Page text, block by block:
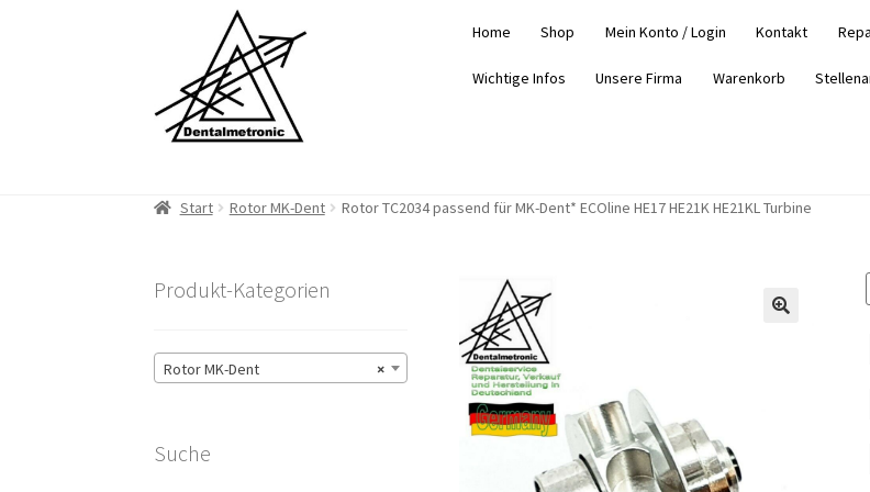
Navigation
springen
springen
Home Shop Mein Konto / Login Kontakt
Wichtige Infos Unsere Firma Warenkorb
Start
Rotor MK-Dent Rotor TC2034 passend für MK-Dent* ECOline HE17 HE21K HE21KL Turbine
Produkt-Kategorien
×
Rotor MK-Dent
Suche